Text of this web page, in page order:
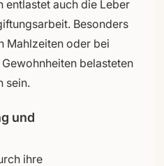
entlastet auch die Leber
Besonders
Mahlzeiten oder bei
belasteten
sein.
und
ihre